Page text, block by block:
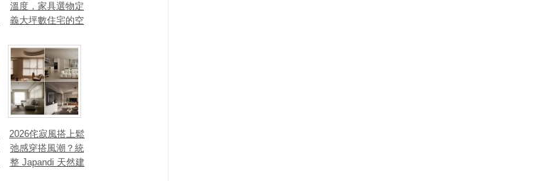
溫度，家具選物定
義大坪數住宅的空
2026侘寂風搭上鬆
弛感穿搭風潮？統
整 Japandi 天然建